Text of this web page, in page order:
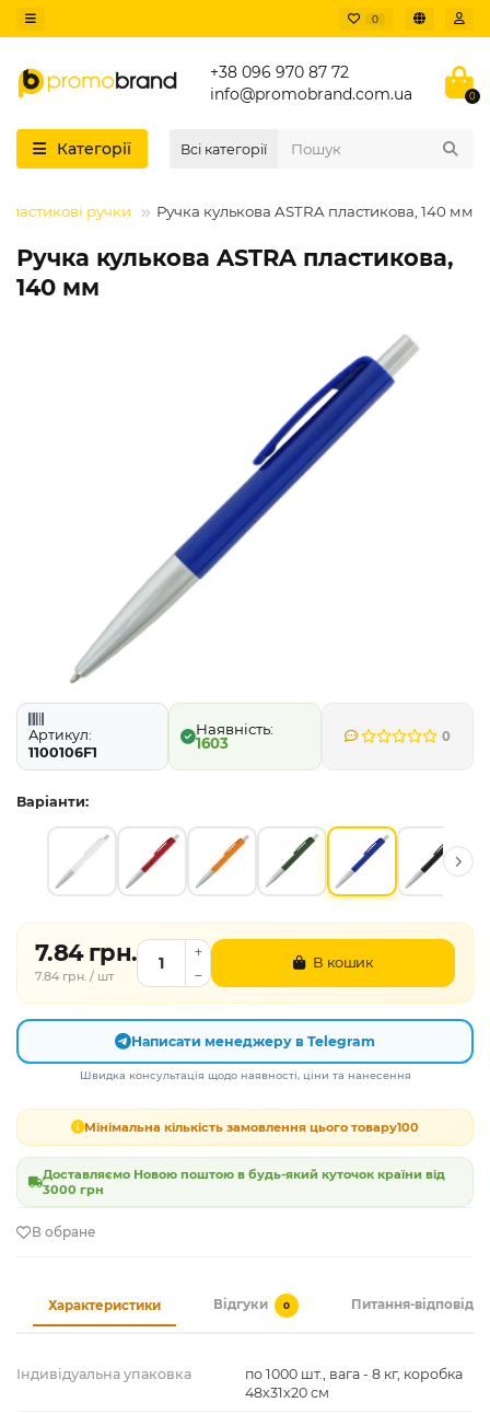
0
+38 096 970 87 72
info@promobrand.com.ua
0
Категорії Всі категорії
Пластикові ручки Ручка кулькова ASTRA пластикова, 140 мм
Ручка кулькова ASTRA пластикова,
140 мм
Артикул:
1100106F1
1603 0
Варіанти:
7.84 грн.
7.84 грн. / шт
В кошик
Написати менеджеру в Telegram
Швидка консультація щодо наявності, ціни та нанесення
Мінімальна кількість замовлення цього товару100
Доставляємо Новою поштою в будь-який куточок країни від
3000 грн
В обране
Характеристики Відгуки 0 Питання-відповідь
Індивідуальна упаковка
по 1000 шт., вага - 8 кг, коробка
48х31х20 см